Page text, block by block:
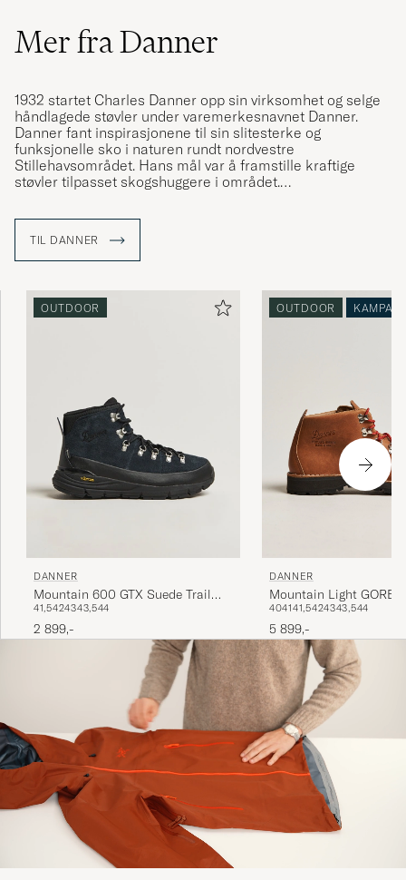
Mer fra Danner
1932 startet Charles Danner opp sin virksomhet og selge
håndlagede støvler under varemerkesnavnet Danner.
Danner fant inspirasjonene til sin slitesterke og
funksjonelle sko i naturen rundt nordvestre
Stillehavsområdet. Hans mål var å framstille kraftige
støvler tilpasset skogshuggere i området.
Mange modeller framstilles fortsatt i dag i Portland, USA,
av høy kvalitet, ofte også med innslag av Gore-Tex og
såler fra Vibram.
TIL DANNER
OUTDOOR
DANNER
Mountain 600 GTX Suede Trail
Boot Black
41,5424343,544
2 899,-
OUTDOOR
DANNER
Mountain Light GORE-
Cascade Clovis
404141,5424343,544
5 899,-